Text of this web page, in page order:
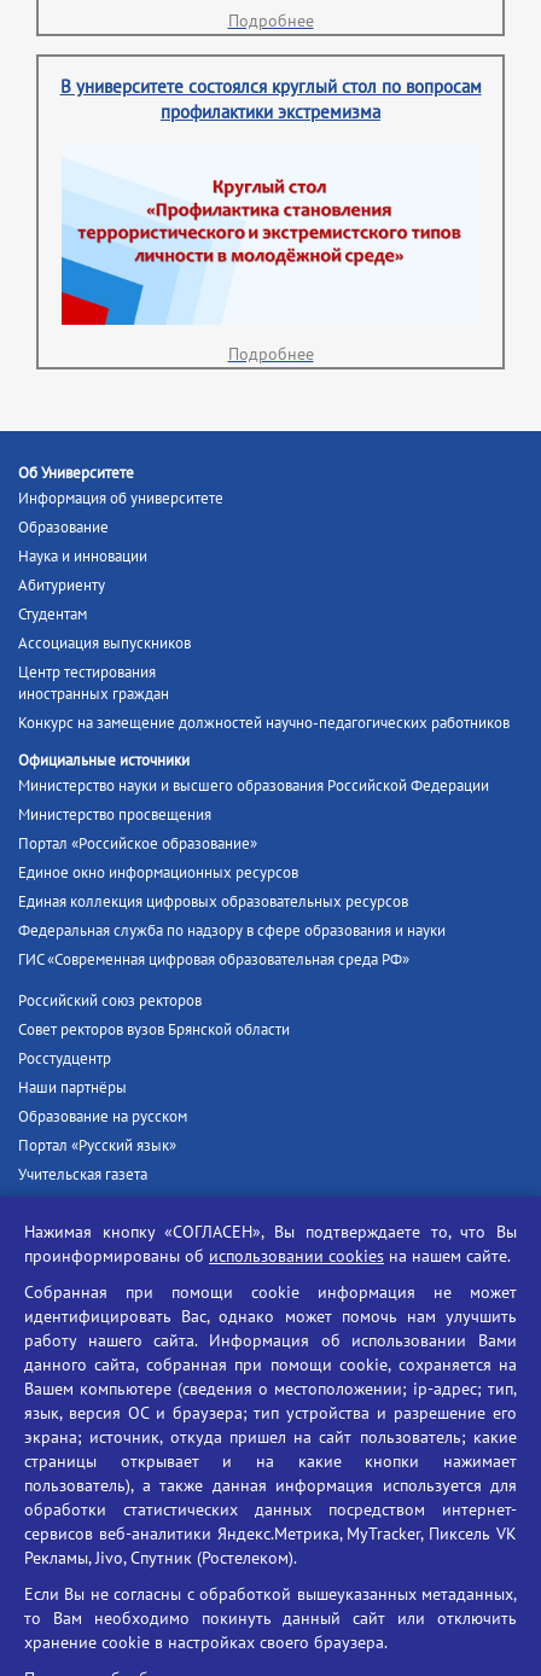
Подробнее
В университете состоялся круглый стол по вопросам
профилактики экстремизма
Подробнее
Об Университете
Информация об университете
Образование
Наука и инновации
Абитуриенту
Студентам
Ассоциация выпускников
Центр тестирования
иностранных граждан
Конкурс на замещение должностей научно-педагогических работников
Официальные источники
Министерство науки и высшего образования Российской Федерации
Министерство просвещения
Портал «Российское образование»
Единое окно информационных ресурсов
Единая коллекция цифровых образовательных ресурсов
Федеральная служба по надзору в сфере образования и науки
ГИС «Современная цифровая образовательная среда РФ»
Российский союз ректоров
Совет ректоров вузов Брянской области
Росстудцентр
Наши партнёры
Образование на русском
Портал «Русский язык»
Учительская газета
Единый портал государственных услуг
Противодействие угрозам информационной безопасности
Социальные ролики - Генеральная прокуратура РФ
Противодействие коррупции
БГУ против наркотиков
Брянский государственный университет
имени академика И.Г. Петровского
Время работы: пн-пт 09:00-18:00
Телефон: +7(4832)58-90-85
Нажимая кнопку «СОГЛАСЕН», Вы подтверждаете то, что Вы
проинформированы об использовании cookies на нашем сайте.
Собранная при помощи cookie информация не может
идентифицировать Вас, однако может помочь нам улучшить
работу нашего сайта. Информация об использовании Вами
данного сайта, собранная при помощи cookie, сохраняется на
Вашем компьютере (сведения о местоположении; ip-адрес; тип,
язык, версия ОС и браузера; тип устройства и разрешение его
экрана; источник, откуда пришел на сайт пользователь; какие
страницы открывает и на какие кнопки нажимает
пользователь), а также данная информация используется для
обработки статистических данных посредством интернет-
сервисов веб-аналитики Яндекс.Метрика, MyTracker, Пиксель VK
Рекламы, Jivo, Спутник (Ростелеком).
Если Вы не согласны с обработкой вышеуказанных метаданных,
то Вам необходимо покинуть данный сайт или отключить
хранение cookie в настройках своего браузера.